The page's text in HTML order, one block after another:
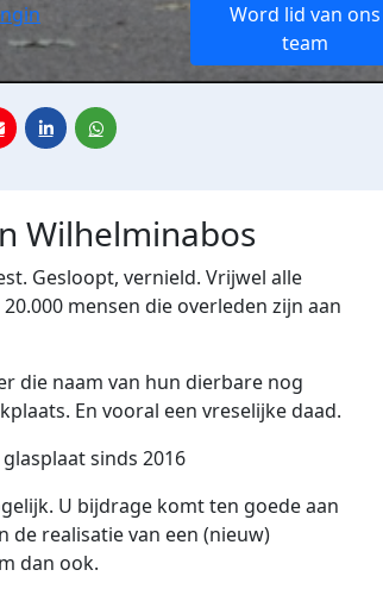
Word lid van ons
team
Wilhelminabos
Gesloopt, vernield. Vrijwel alle
mensen die overleden zijn aan
die naam van hun dierbare nog
En vooral een vreselijke daad.
sinds 2016
U bijdrage komt ten goede aan
de realisatie van een (nieuw)
dan ook.